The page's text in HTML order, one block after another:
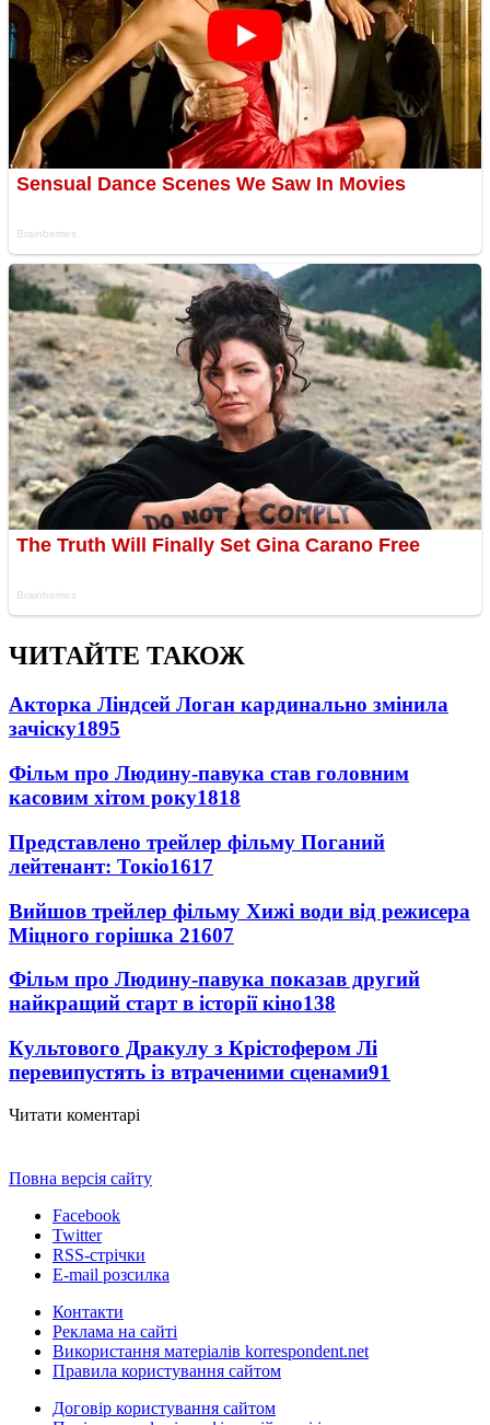
ЧИТАЙТЕ ТАКОЖ
Акторка Ліндсей Логан кардинально змінила
зачіску1895
Фільм про Людину-павука став головним
касовим хітом року1818
Представлено трейлер фільму Поганий
лейтенант: Токіо1617
Вийшов трейлер фільму Хижі води від режисера
Міцного горішка 21607
Фільм про Людину-павука показав другий
найкращий старт в історії кіно138
Культового Дракулу з Крістофером Лі
перевипустять із втраченими сценами91
Читати коментарі
Повна версія сайту
Facebook
Twitter
RSS-стрічки
E-mail розсилка
Контакти
Реклама на сайті
Використання матеріалів korrespondent.net
Правила користування сайтом
Договір користування сайтом